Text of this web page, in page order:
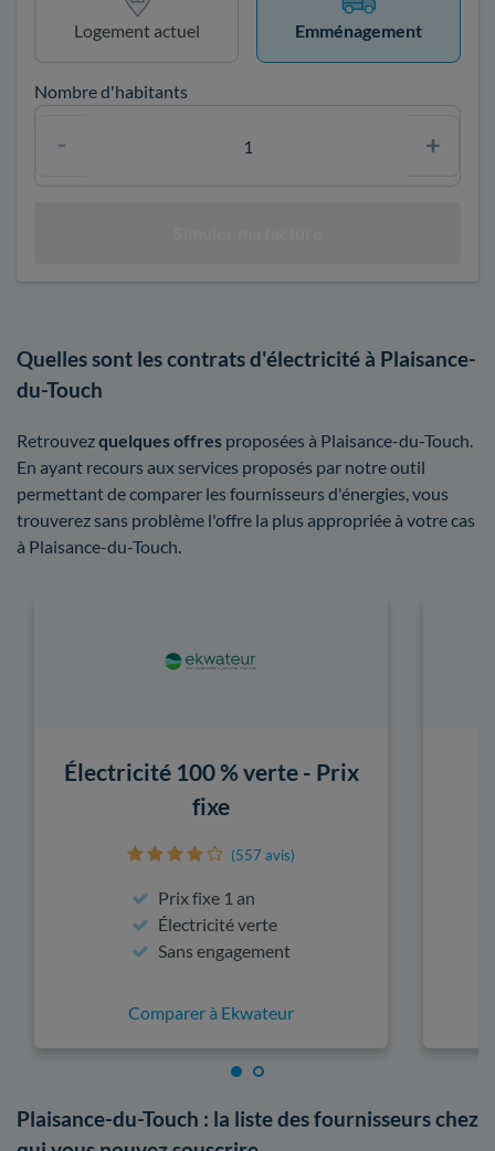
Logement actuel Emménagement
Nombre d'habitants
Quelles sont les contrats d'électricité à Plaisance-
du-Touch
Retrouvezquelques offres proposées à Plaisance-du-Touch.
En ayant recours aux services proposés par notre outil
permettant de comparer les fournisseurs d'énergies, vous
trouverez sans problème l'offre la plus appropriée à votre cas
à Plaisance-du-Touch.
Électricité 100 % verte - Prix
fixe
(557 avis)
Prix fixe 1 an
Électricité verte
Sans engagement
Comparer à Ekwateur
Plaisance-du-Touch : la liste des fournisseurs chez